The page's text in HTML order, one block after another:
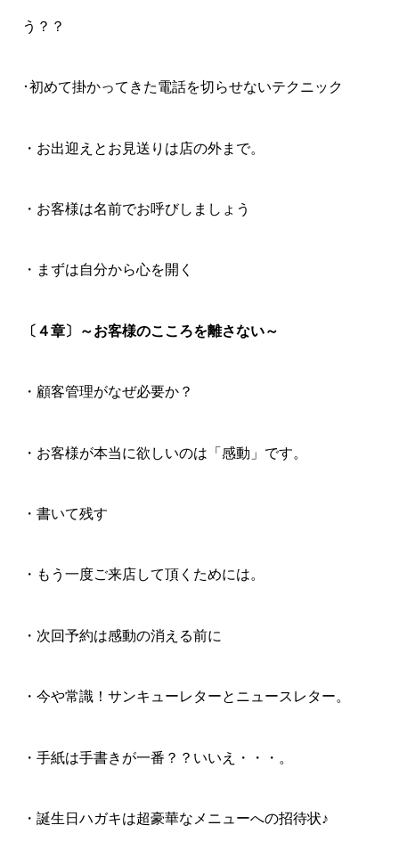
う？？
･初めて掛かってきた電話を切らせないテクニック
・お出迎えとお見送りは店の外まで。
・お客様は名前でお呼びしましょう
・まずは自分から心を開く
〔４章〕～お客様のこころを離さない～
・顧客管理がなぜ必要か？
・お客様が本当に欲しいのは「感動」です。
・書いて残す
・もう一度ご来店して頂くためには。
・次回予約は感動の消える前に
・今や常識！サンキューレターとニュースレター。
・手紙は手書きが一番？？いいえ・・・。
・誕生日ハガキは超豪華なメニューへの招待状♪